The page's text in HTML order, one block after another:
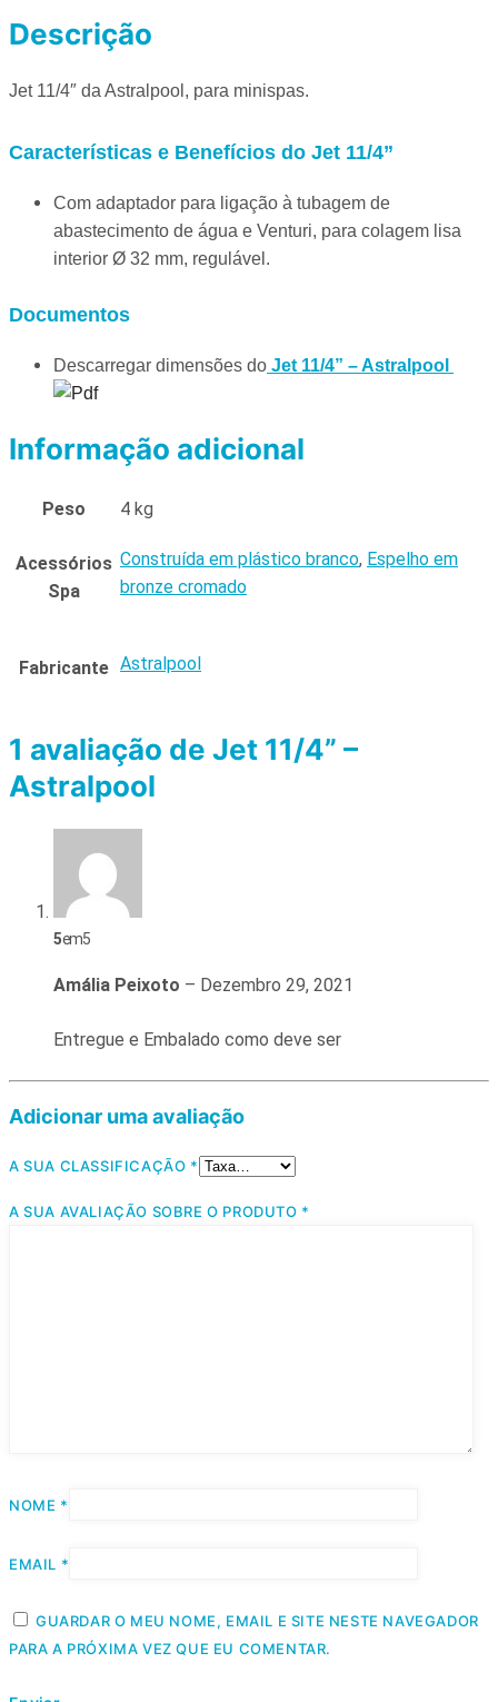
Descrição
Jet 11/4″ da Astralpool, para minispas.
Características e Benefícios do Jet 11/4”
Com adaptador para ligação à tubagem de
abastecimento de água e Venturi, para colagem lisa
interior Ø 32 mm, regulável.
Documentos
Descarregar dimensões do Jet 11/4” – Astralpool
Informação adicional
Peso 4 kg
Acessórios
Spa
Construída em plástico branco, Espelho em
bronze cromado
Fabricante Astralpool
1 avaliação de Jet 11/4” –
Astralpool
5em 5
Amália Peixoto – Dezembro 29, 2021
Entregue e Embalado como deve ser
Adicionar uma avaliação
A SUA CLASSIFICAÇÃO *
A SUA AVALIAÇÃO SOBRE O PRODUTO *
NOME *
EMAIL *
GUARDAR O MEU NOME, EMAIL E SITE NESTE NAVEGADOR
PARA A PRÓXIMA VEZ QUE EU COMENTAR.